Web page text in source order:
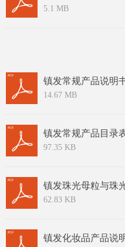
5.1 MB
镇发常规产品说明
14.67 MB
镇发常规产品目录
97.35 KB
62.83 KB
镇发化妆品产品说